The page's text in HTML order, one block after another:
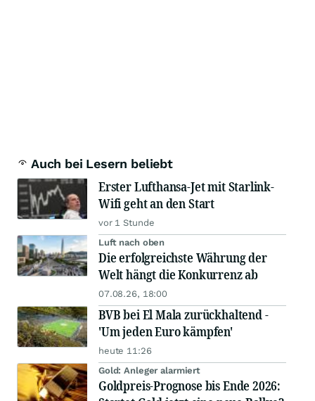
Auch bei Lesern beliebt
Erster Lufthansa-Jet mit Starlink-
Wifi geht an den Start
vor 1 Stunde
Luft nach oben
Die erfolgreichste Währung der
Welt hängt die Konkurrenz ab
07.08.26, 18:00
BVB bei El Mala zurückhaltend -
'Um jeden Euro kämpfen'
heute 11:26
Gold: Anleger alarmiert
Goldpreis-Prognose bis Ende 2026: